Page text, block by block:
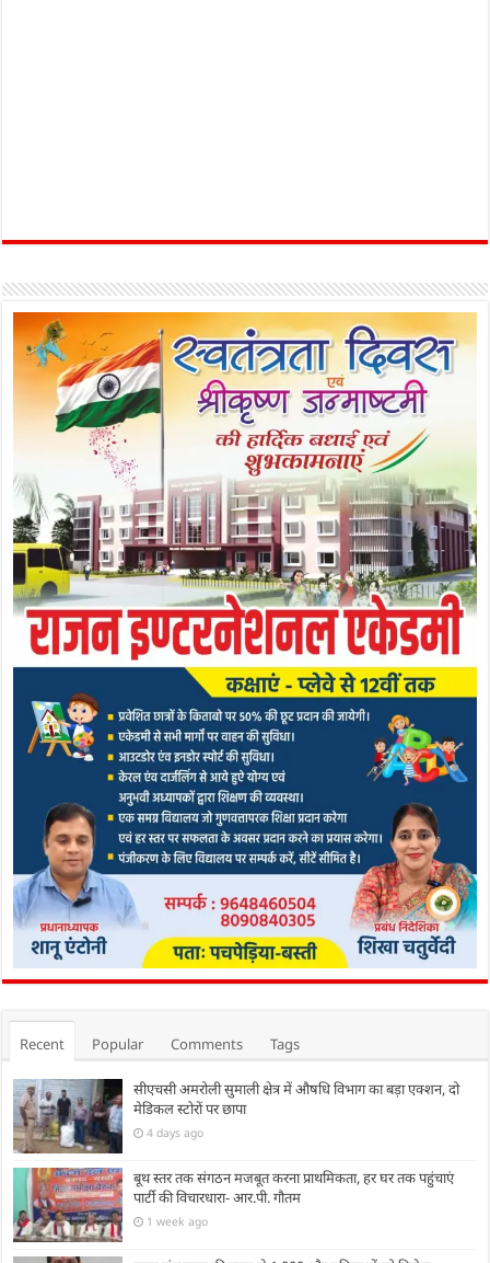
Recent Popular Comments Tags
सीएचसी अमरोली सुमाली क्षेत्र में औषधि विभाग का बड़ा एक्शन, दो
मेडिकल स्टोरों पर छापा
4 days ago
बूथ स्तर तक संगठन मजबूत करना प्राथमिकता, हर घर तक पहुंचाएं
पार्टी की विचारधारा- आर.पी. गौतम
1 week ago